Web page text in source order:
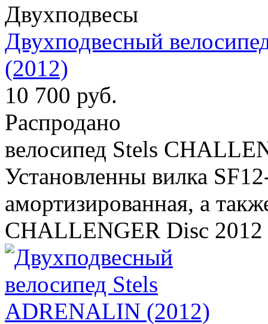
Двухподвесы
Двухподвесный
(2012)
10 700 руб.
Распродано
велосипед Stels
Установленны вилка
амортизированная, а
CHALLENGER Disc 2012